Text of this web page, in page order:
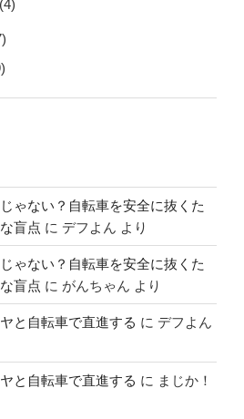
(4)
ゃない？自転車を安全に抜くた
盲点 に デフよん より
ゃない？自転車を安全に抜くた
盲点 に がんちゃん より
と自転車で直進する に デフよん
と自転車で直進する に まじか！